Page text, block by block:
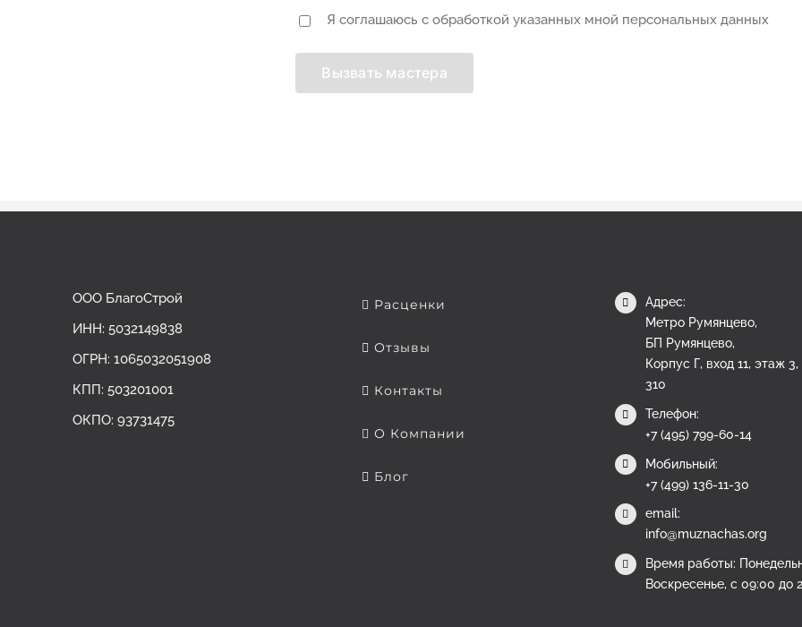
Я соглашаюсь с обработкой указанных мной персональных данных
ООО БлагоСтрой
ИНН: 5032149838
ОГРН: ‎1065032051908
КПП: 503201001
ОКПО: 93731475
Расценки
Отзывы
Контакты
О Компании
Блог
Адрес:
Метро Румянцево,
БП Румянцево,
Корпус Г, вход 11, этаж
310
Телефон:
+7 (495) 799-60-14
Мобильный:
+7 (499) 136-11-30
email:
info@muznachas.org
Время работы:
Воскресенье, с 09:00 до